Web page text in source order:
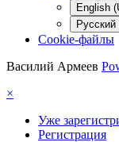
English
Cookie-файлы
Василий Армеев
×
Уже
Регистрация